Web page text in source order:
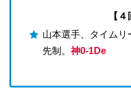
【４
山本選手、タイム
先制。神0-1De